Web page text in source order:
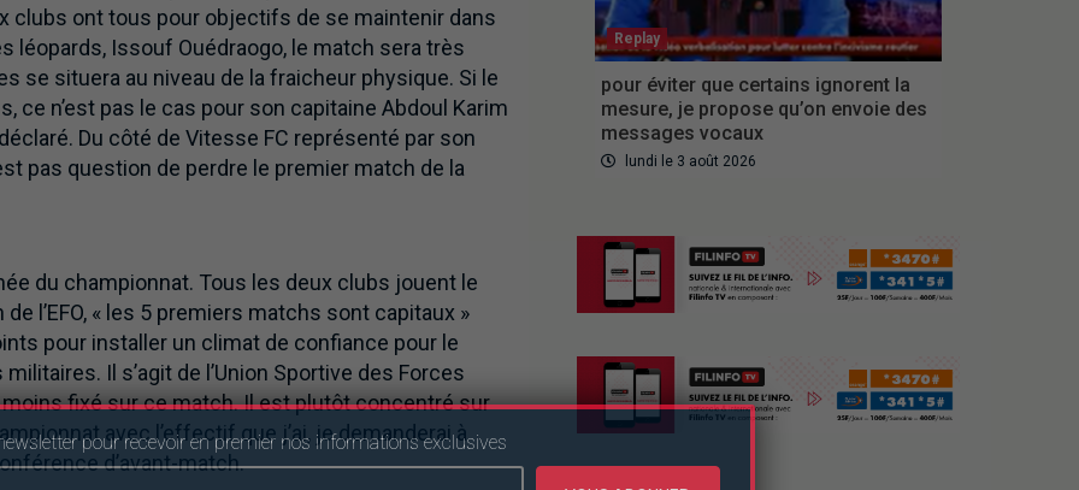
clubs ont tous pour objectifs de se maintenir dans
léopards, Issouf Ouédraogo, le match sera très
se situera au niveau de la fraicheur physique. Si le
n’est pas le cas pour son capitaine Abdoul Karim
Du côté de Vitesse FC représenté par son
pas question de perdre le premier match de la
du championnat. Tous les deux clubs jouent le
l’EFO, « les 5 premiers matchs sont capitaux »
pour installer un climat de confiance pour le
Il s’agit de l’Union Sportive des Forces
fixé sur ce match. Il est plutôt concentré sur
avec l’effectif que j’ai, je demanderai à
d’avant-match.
Replay
pour éviter que certains ignorent la
mesure, je propose qu’on envoie des
messages vocaux
lundi le 3 août 2026
pour recevoir en premier nos informations exclusives